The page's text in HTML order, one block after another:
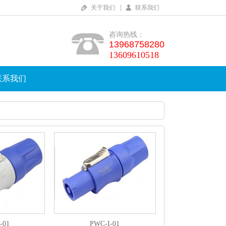
关于我们 联系我们
咨询热线：
13968758280
13609610518
系我们
01 PWC-I-01